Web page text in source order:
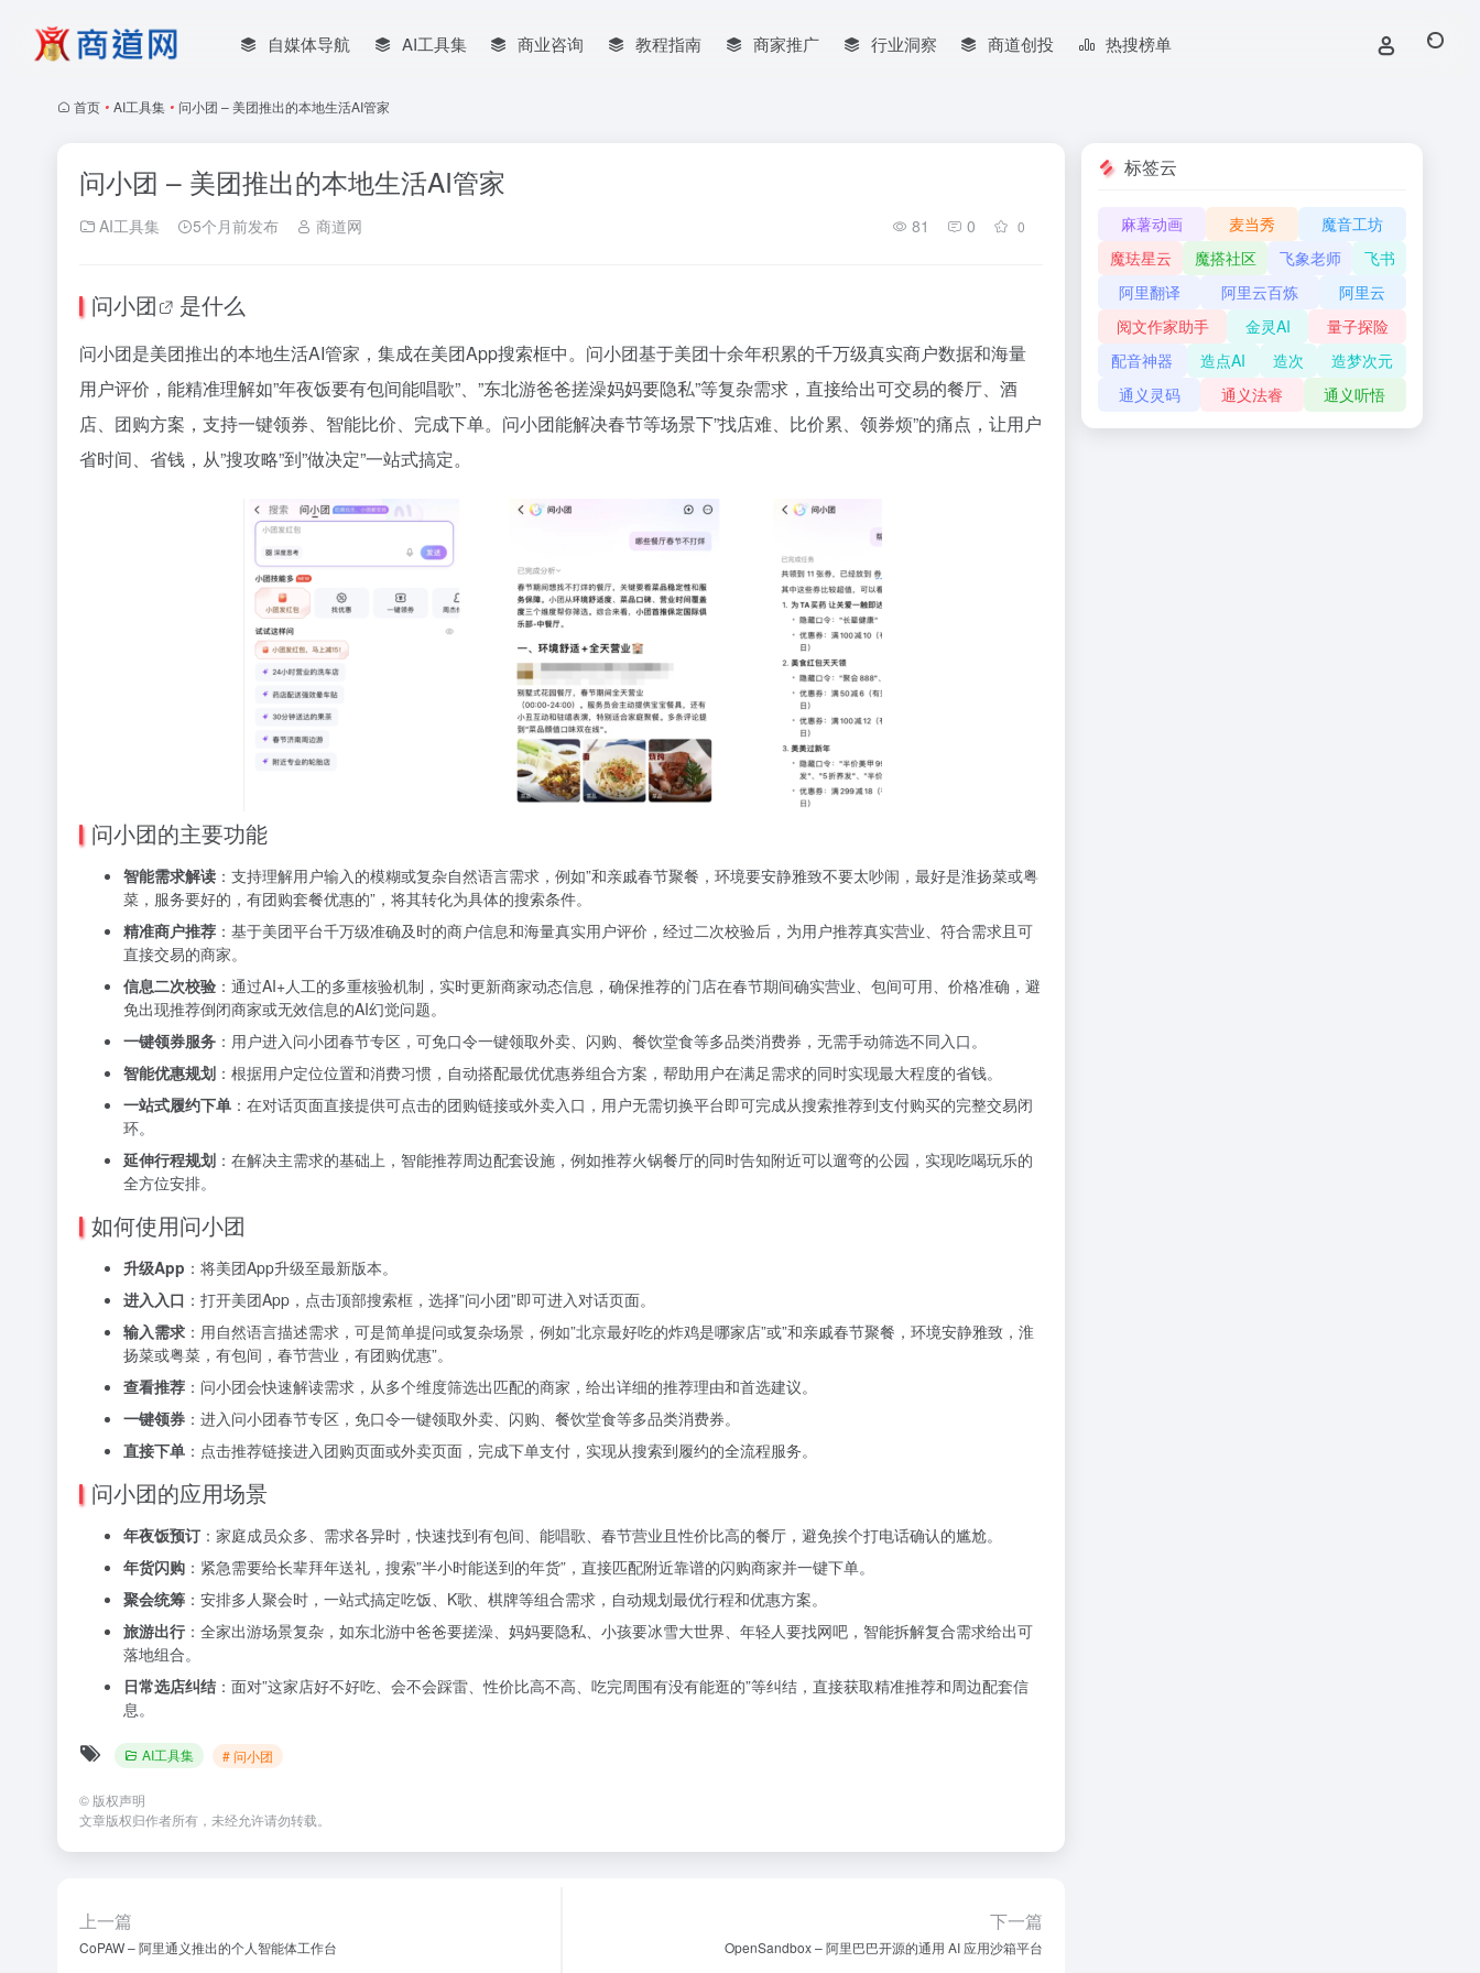
自媒体导航 AI工具集 商业咨询 教程指南 商家推广 行业洞察 商道创投 热搜榜单
首页 • AI工具集 • 问小团 – 美团推出的本地生活AI管家
问小团 – 美团推出的本地生活AI管家
AI工具集 5个月前发布 商道网 81 0 0
问小团 是什么
问小团是美团推出的本地生活AI管家，集成在美团App搜索框中。问小团基于美团十余年积累的千万级真实商户数据和海量
用户评价，能精准理解如”年夜饭要有包间能唱歌”、”东北游爸爸搓澡妈妈要隐私”等复杂需求，直接给出可交易的餐厅、酒
店、团购方案，支持一键领券、智能比价、完成下单。问小团能解决春节等场景下”找店难、比价累、领券烦”的痛点，让用户
省时间、省钱，从”搜攻略”到”做决定”一站式搞定。
问小团的主要功能
智能需求解读 ：支持理解用户输入的模糊或复杂自然语言需求，例如”和亲戚春节聚餐，环境要安静雅致不要太吵闹，最好是淮扬菜或粤
菜，服务要好的，有团购套餐优惠的”，将其转化为具体的搜索条件。
精准商户推荐 ：基于美团平台千万级准确及时的商户信息和海量真实用户评价，经过二次校验后，为用户推荐真实营业、符合需求且可
直接交易的商家。
信息二次校验 ：通过AI+人工的多重核验机制，实时更新商家动态信息，确保推荐的门店在春节期间确实营业、包间可用、价格准确，避
免出现推荐倒闭商家或无效信息的AI幻觉问题。
一键领券服务 ：用户进入问小团春节专区，可免口令一键领取外卖、闪购、餐饮堂食等多品类消费券，无需手动筛选不同入口。
智能优惠规划 ：根据用户定位位置和消费习惯，自动搭配最优优惠券组合方案，帮助用户在满足需求的同时实现最大程度的省钱。
一站式履约下单 ：在对话页面直接提供可点击的团购链接或外卖入口，用户无需切换平台即可完成从搜索推荐到支付购买的完整交易闭
环。
延伸行程规划 ：在解决主需求的基础上，智能推荐周边配套设施，例如推荐火锅餐厅的同时告知附近可以遛弯的公园，实现吃喝玩乐的
全方位安排。
如何使用问小团
升级App ：将美团App升级至最新版本。
进入入口 ：打开美团App，点击顶部搜索框，选择”问小团”即可进入对话页面。
输入需求 ：用自然语言描述需求，可是简单提问或复杂场景，例如”北京最好吃的炸鸡是哪家店”或”和亲戚春节聚餐，环境安静雅致，淮
扬菜或粤菜，有包间，春节营业，有团购优惠”。
查看推荐 ：问小团会快速解读需求，从多个维度筛选出匹配的商家，给出详细的推荐理由和首选建议。
一键领券 ：进入问小团春节专区，免口令一键领取外卖、闪购、餐饮堂食等多品类消费券。
直接下单 ：点击推荐链接进入团购页面或外卖页面，完成下单支付，实现从搜索到履约的全流程服务。
问小团的应用场景
年夜饭预订 ：家庭成员众多、需求各异时，快速找到有包间、能唱歌、春节营业且性价比高的餐厅，避免挨个打电话确认的尴尬。
年货闪购 ：紧急需要给长辈拜年送礼，搜索”半小时能送到的年货”，直接匹配附近靠谱的闪购商家并一键下单。
聚会统筹 ：安排多人聚会时，一站式搞定吃饭、K歌、棋牌等组合需求，自动规划最优行程和优惠方案。
旅游出行 ：全家出游场景复杂，如东北游中爸爸要搓澡、妈妈要隐私、小孩要冰雪大世界、年轻人要找网吧，智能拆解复合需求给出可
落地组合。
日常选店纠结 ：面对”这家店好不好吃、会不会踩雷、性价比高不高、吃完周围有没有能逛的”等纠结，直接获取精准推荐和周边配套信
息。
AI工具集 # 问小团
© 版权声明
文章版权归作者所有，未经允许请勿转载。
上一篇
CoPAW – 阿里通义推出的个人智能体工作台
下一篇
OpenSandbox – 阿里巴巴开源的通用 AI 应用沙箱平台
标签云
麻薯动画 麦当秀
魔音工坊
魔珐星云
魔搭社区 飞象老师
飞书
阿里翻译
阿里云百炼
阿里云
阅文作家助手
金灵AI
量子探险
配音神器
造点AI 造次
造梦次元
通义灵码
通义法睿 通义听悟